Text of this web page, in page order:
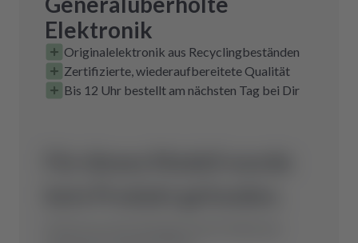
Elektronik
Originalelektronik aus Recyclingbeständen
Zertifizierte, wiederaufbereitete Qualität
Bis 12 Uhr bestellt am nächsten Tag bei Dir